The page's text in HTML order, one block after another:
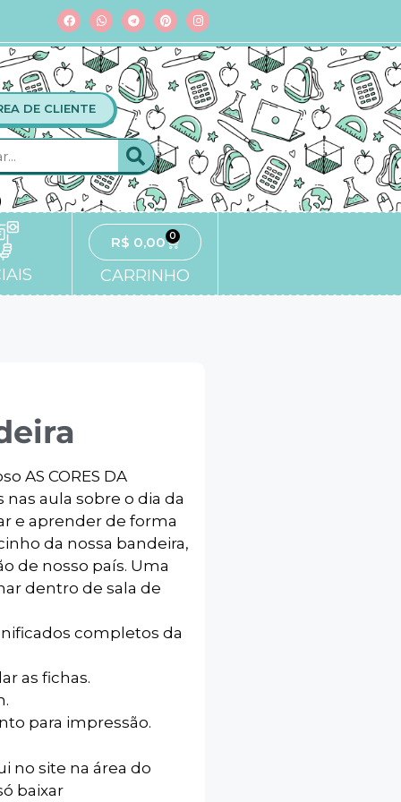
DE CLIENTE
R$ 0,00 0
CARRINHO
AS CORES DA
nas aula sobre o dia da
e aprender de forma
da nossa bandeira,
de nosso país. Uma
dentro de sala de
completos da
as fichas.
para impressão.
no site na área do
baixar